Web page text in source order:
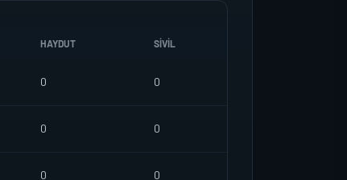
HAYDUT SIVIL
0 0
0 0
0 0